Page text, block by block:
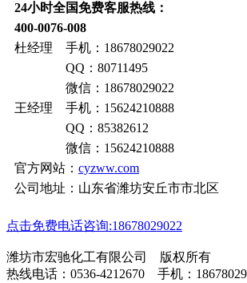
24小时全国免费客服热线：
400-0076-008
杜经理 手机：18678029022
QQ：80711495
微信：18678029022
王经理 手机：15624210888
QQ：85382612
微信：15624210888
官方网站： cyzww.com
公司地址：山东省潍坊安丘市市北区
点击免费电话咨询:18678029022
潍坊市宏驰化工有限公司 版权所有
热线电话：0536-4212670 手机：